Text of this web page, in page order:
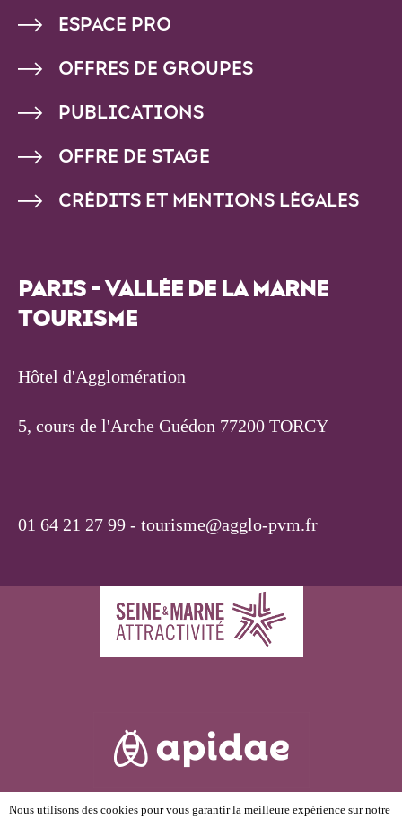
PIED
DE
PAGE
ESPACE PRO
OFFRES DE GROUPES
PUBLICATIONS
OFFRE DE STAGE
CRÉDITS ET MENTIONS LÉGALES
PARIS - VALLÉE DE LA MARNE
TOURISME
Hôtel d'Agglomération
5, cours de l'Arche Guédon 77200 TORCY
01 64 21 27 99 - tourisme@agglo-pvm.fr
Nous utilisons des cookies pour vous garantir la meilleure expérience sur notre